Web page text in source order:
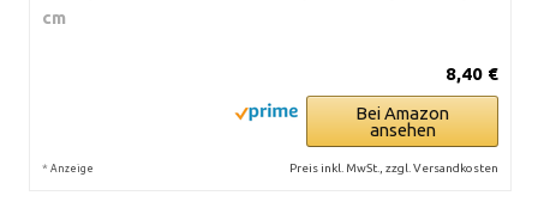
cm
8,40 €
Bei Amazon
ansehen
* Anzeige Preis inkl. MwSt., zzgl. Versandkosten